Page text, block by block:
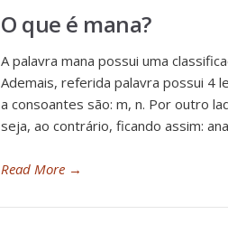
O que é mana?
A palavra mana possui uma
Ademais, referida palavra possui 4
a consoantes são: m, n. Por outro
seja, ao contrário, ficando assim:
Read More →